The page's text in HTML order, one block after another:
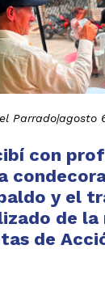
Parrado|agosto
con
y el
de la
de